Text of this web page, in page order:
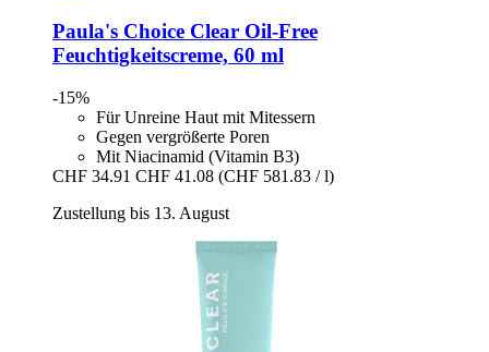
Paula's Choice Clear Oil-​Free
Feuchtigkeitscreme, 60 ml
-15%
Für Unreine Haut mit Mitessern
Gegen vergrößerte Poren
Mit Niacinamid (Vitamin B3)
CHF 34.91 CHF 41.08 (CHF 581.83 / l)
Zustellung bis 13. August